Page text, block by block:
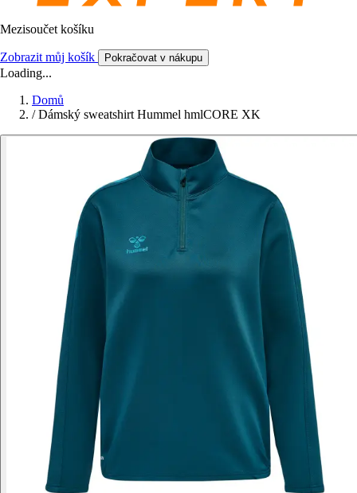
Mezisoučet košíku
Zobrazit můj košík Pokračovat v nákupu
Loading...
Domů
/ Dámský sweatshirt Hummel hmlCORE XK